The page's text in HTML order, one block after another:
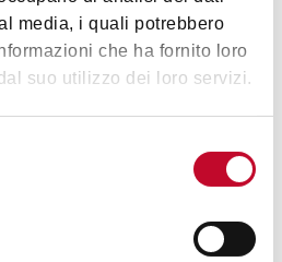
media, i quali potrebbero
che ha fornito loro
suo utilizzo dei loro servizi.